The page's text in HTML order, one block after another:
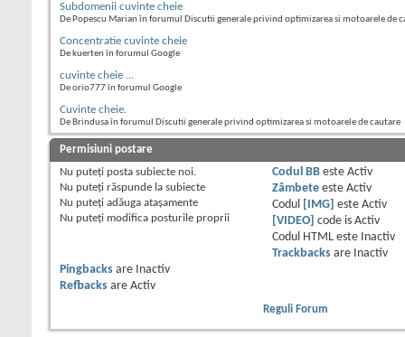
Subdomenii cuvinte cheie
De Popescu Marian în forumul Discutii generale privind optimizarea si motoarele de
Concentratie cuvinte cheie
De kuerten în forumul Google
cuvinte cheie ...
De orio777 în forumul Google
Cuvinte cheie.
De Brindusa în forumul Discutii generale privind optimizarea si motoarele de cautare
Permisiuni postare
Nu puteţi posta subiecte noi.
Nu puteţi răspunde la subiecte
Nu puteţi adăuga ataşamente
Nu puteţi modifica posturile proprii
Codul BBeste Activ
Zâmbeteeste Activ
Codul
[IMG] este Activ
[VIDEO]
code is Activ
Codul HTML este
Inactiv
Trackbacksare
Inactiv
Pingbacks are
Inactiv
Refbacks are Activ
Reguli Forum